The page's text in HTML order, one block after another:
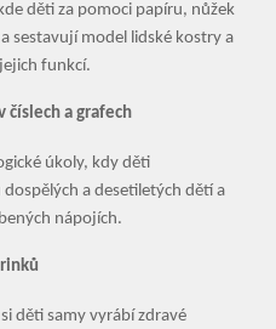
děti za pomoci papíru, nůžek
sestavují model lidské kostry a
funkcí.
číslech a grafech
úkoly, kdy děti
a desetiletých dětí a
nápojích.
děti samy vyrábí zdravé